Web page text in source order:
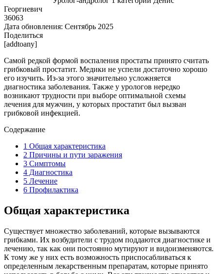
Георгиевич
36063
Дата обновления: Сентябрь 2025
Поделиться
[addtoany]
Самой редкой формой воспаления простаты принято считать
грибковый простатит. Медики не успели достаточно хорошо
его изучить. Из-за этого значительно усложняется
диагностика заболевания. Также у урологов нередко
возникают трудности при выборе оптимальной схемы
лечения для мужчин, у которых простатит был вызван
грибковой инфекцией.
Содержание
1 Общая характеристика
2 Причины и пути заражения
3 Симптомы
4 Диагностика
5 Лечение
6 Профилактика
Общая характеристика
Существует множество заболеваний, которые вызываются
грибками. Их возбудители с трудом поддаются диагностике и
лечению, так как они постоянно мутируют и видоизменяются.
К тому же у них есть возможность приспосабливаться к
определенным лекарственным препаратам, которые принято